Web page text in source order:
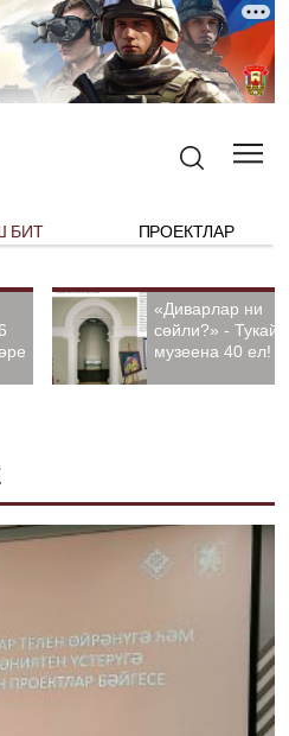
БИТ ПРОЕКТЛАР
«Диварлар ни
сөйли?» - Тукай
музеена 40 ел!